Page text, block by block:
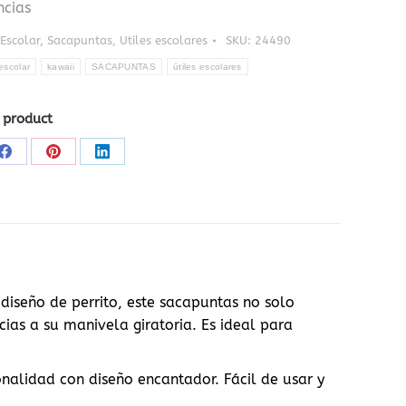
Escolar, Sacapuntas, Utiles escolares SKU: 24490
kawaii SACAPUNTAS útiles escolares
Share Share Share
de perrito, este sacapuntas no solo
a su manivela giratoria. Es ideal para
con diseño encantador. Fácil de usar y